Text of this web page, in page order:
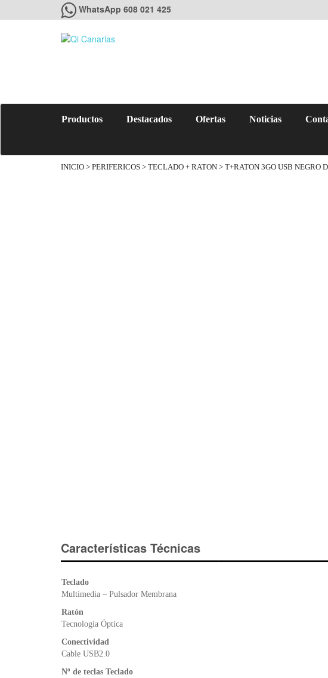
WhatsApp 608 021 425
Productos Destacados Ofertas Noticias
INICIO > PERIFERICOS > TECLADO + RATON > T+RATON 3GO USB NEGRO
Características Técnicas
Teclado
Multimedia – Pulsador Membrana
Ratón
Tecnología Óptica
Conectividad
Cable USB2.0
Nº de teclas Teclado